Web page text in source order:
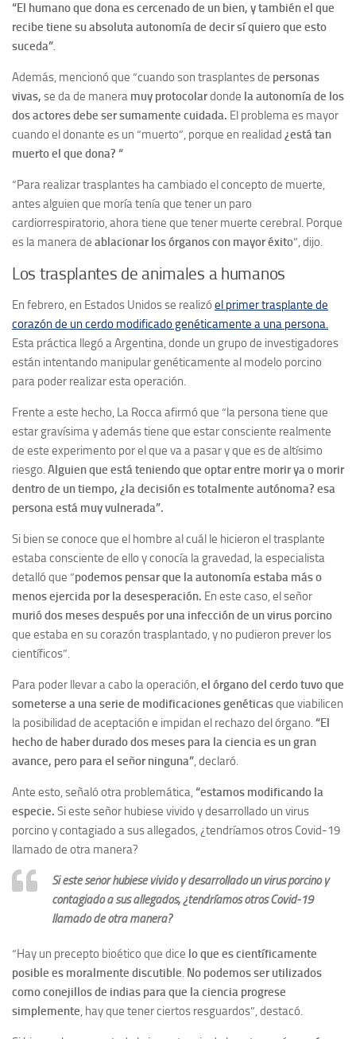
“El humano que dona es cercenado de un bien, y también el que
recibe tiene su absoluta autonomía de decir sí quiero que esto
suceda”.
Además, mencionó que “cuando son trasplantes de personas
vivas, se da de manera muy protocolardonde la autonomía de los
dos actores debe ser sumamente cuidada. El problema es mayor
cuando el donante es un “muerto”, porque en realidad ¿está tan
muerto el que dona? “
“Para realizar trasplantes ha cambiado el concepto de muerte,
antes alguien que moría tenía que tener un paro
cardiorrespiratorio, ahora tiene que tener muerte cerebral. Porque
es la manera de ablacionar los órganos con mayor éxito”, dijo.
Los trasplantes de animales a humanos
En febrero, en Estados Unidos se realizó el primer trasplante de
corazón de un cerdo modificado genéticamente a una persona.
Esta práctica llegó a Argentina, donde un grupo de investigadores
están intentando manipular genéticamente al modelo porcino
para poder realizar esta operación.
Frente a este hecho, La Rocca afirmó que “la persona tiene que
estar gravísima y además tiene que estar consciente realmente
de este experimento por el que va a pasar y que es de altísimo
riesgo.Alguien que está teniendo que optar entre morir ya o morir
dentro de un tiempo, ¿la decisión es totalmente autónoma? esa
persona está muy vulnerada”.
Si bien se conoce que el hombre al cuál le hicieron el trasplante
estaba consciente de ello y conocía la gravedad, la especialista
detalló que “podemos pensar que la autonomía estaba más o
menos ejercida por la desesperación. En este caso, el señor
murió dos meses después por una infección de un virus porcino
que estaba en su corazón trasplantado, y no pudieron prever los
científicos”.
Para poder llevar a cabo la operación,el órgano del cerdo tuvo que
someterse a una serie de modificacionesgenéticasque viabilicen
la posibilidad de aceptación e impidan el rechazo del órgano.“El
hecho de haber durado dos meses para la ciencia es un gran
avance, pero para el señor ninguna”, declaró.
Ante esto, señaló otra problemática,“estamos modificando la
especie. Si este señor hubiese vivido y desarrollado un virus
porcino y contagiado a sus allegados, ¿tendríamos otros Covid-19
llamado de otra manera?
Si este señor hubiese vivido y desarrollado un virus porcino y
contagiado a sus allegados, ¿tendríamos otros Covid-19
llamado de otra manera?
“Hay un precepto bioético que dice lo que es científicamente
posible es moralmente discutible. No podemos ser utilizados
como conejillos de indias para que la ciencia progrese
simplemente, hay que tener ciertos resguardos”, destacó.